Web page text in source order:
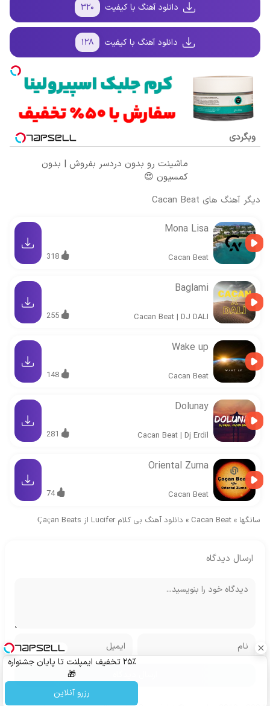
دانلود آهنگ با کیفیت ۳۲۰
دانلود آهنگ با کیفیت ۱۲۸
وبگردی
ماشینت رو بدون دردسر بفروش | بدون
کمسیون 😍
دیگر آهنگ های Cacan Beat
Mona Lisa
Cacan Beat
318
Baglami
Cacan Beat | DJ DALI
255
Wake up
Cacan Beat
148
Dolunay
Cacan Beat | Dj Erdil
281
Oriental Zurna
Cacan Beat
74
سانگها »
Cacan Beat
» دانلود آهنگ بی کلام Lucifer از Çaçan Beats
ارسال دیدگاه
۲۵٪ تخفیف ایمپلنت تا پایان جشنواره
🎁
رزرو آنلاین